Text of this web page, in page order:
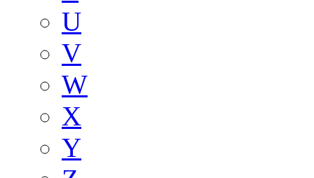
U
V
W
X
Y